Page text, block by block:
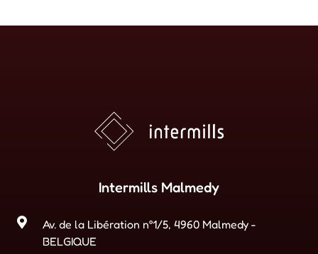
Intermills Malmedy
Av. de la Libération n°1/5, 4960 Malmedy -
BELGIQUE